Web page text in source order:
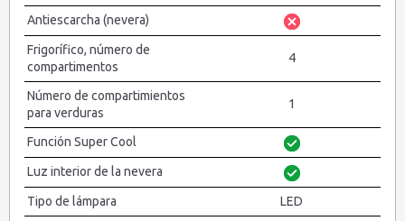
Antiescarcha (nevera)
Frigorífico, número de
compartimentos
4
Número de compartimientos
para verduras
1
Función Super Cool
Luz interior de la nevera
Tipo de lámpara
LED